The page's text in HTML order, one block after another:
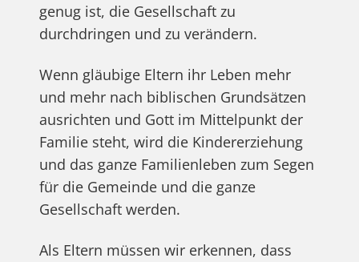
genug ist, die Gesellschaft zu
durchdringen und zu verändern.
Wenn gläubige Eltern ihr Leben mehr
und mehr nach biblischen Grundsätzen
ausrichten und Gott im Mittelpunkt der
Familie steht, wird die Kindererziehung
und das ganze Familienleben zum Segen
für die Gemeinde und die ganze
Gesellschaft werden.
Als Eltern müssen wir erkennen, dass